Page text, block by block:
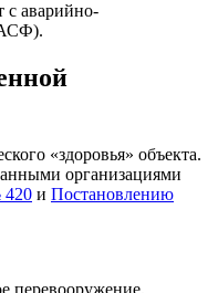
с аварийно-
«здоровья» объекта.
организациями
420 и Постановлению